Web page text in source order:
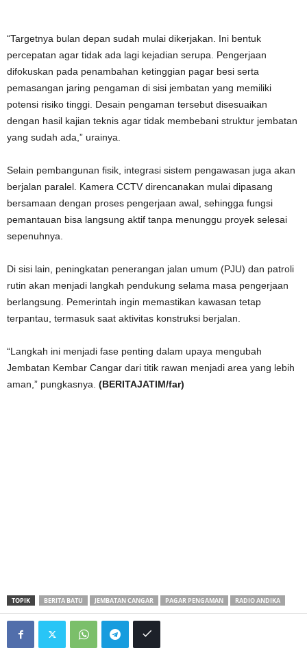
“Targetnya bulan depan sudah mulai dikerjakan. Ini bentuk
percepatan agar tidak ada lagi kejadian serupa. Pengerjaan
difokuskan pada penambahan ketinggian pagar besi serta
pemasangan jaring pengaman di sisi jembatan yang memiliki
potensi risiko tinggi. Desain pengaman tersebut disesuaikan
dengan hasil kajian teknis agar tidak membebani struktur jembatan
yang sudah ada,” urainya.
Selain pembangunan fisik, integrasi sistem pengawasan juga akan
berjalan paralel. Kamera CCTV direncanakan mulai dipasang
bersamaan dengan proses pengerjaan awal, sehingga fungsi
pemantauan bisa langsung aktif tanpa menunggu proyek selesai
sepenuhnya.
Di sisi lain, peningkatan penerangan jalan umum (PJU) dan patroli
rutin akan menjadi langkah pendukung selama masa pengerjaan
berlangsung. Pemerintah ingin memastikan kawasan tetap
terpantau, termasuk saat aktivitas konstruksi berjalan.
“Langkah ini menjadi fase penting dalam upaya mengubah
Jembatan Kembar Cangar dari titik rawan menjadi area yang lebih
aman,” pungkasnya. (BERITAJATIM/far)
TOPIK BERITA BATU JEMBATAN CANGAR PAGAR PENGAMAN RADIO ANDIKA